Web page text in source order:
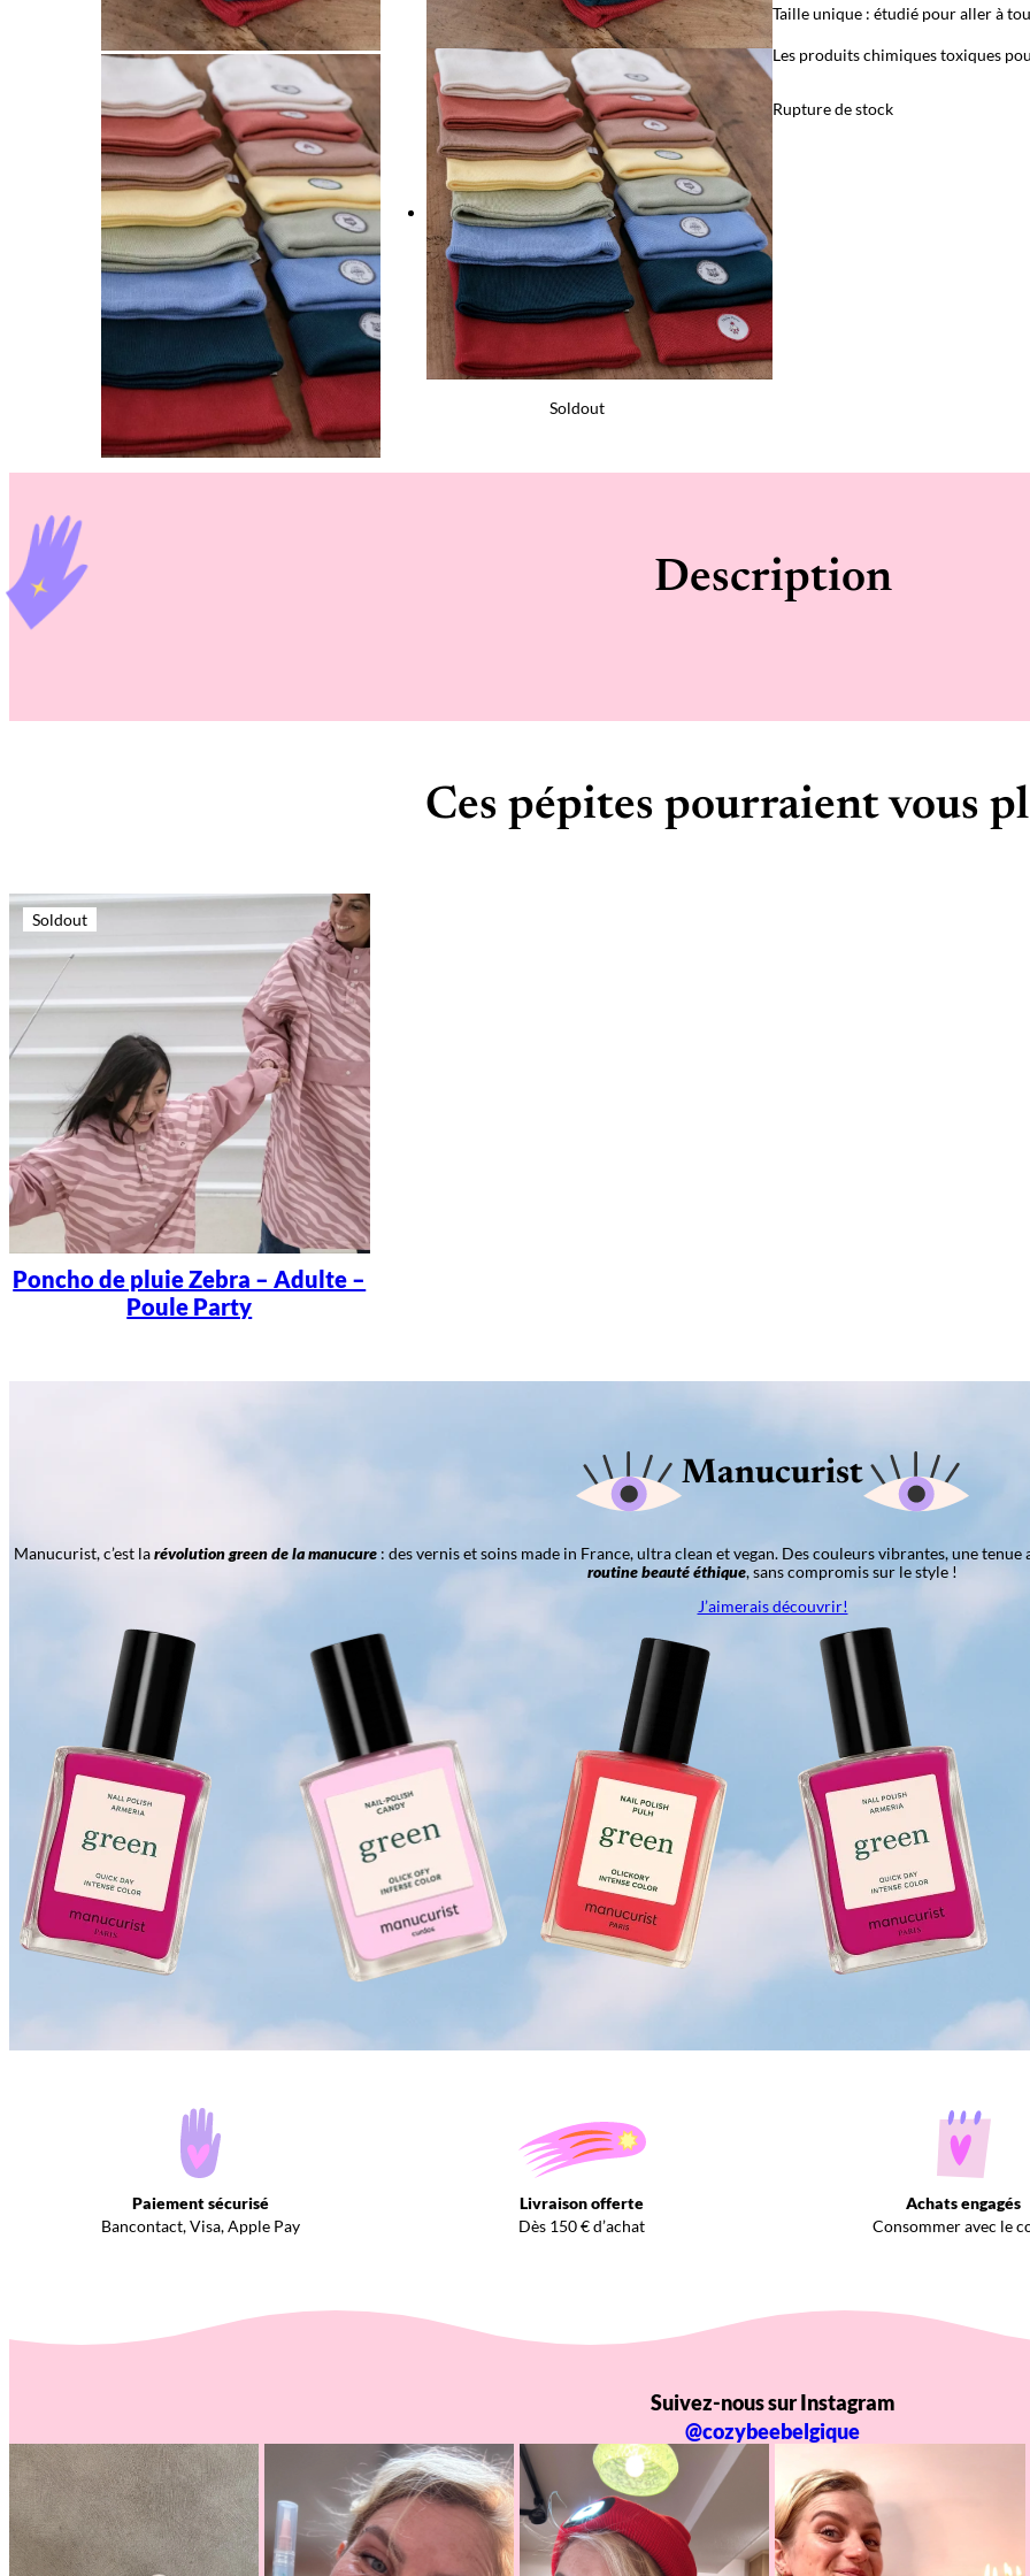
Soldout
Taille unique : étudié pour aller à
Les produits chimiques toxiques
Rupture de stock
Description
Ces pépites pourraient vous
Soldout
Poncho de pluie Zebra – Adulte –
Poule Party
Manucurist
Manucurist, c’est larévolution green de la manucure: des vernis et soins made in France, ultra clean et vegan. Des couleurs vibrantes, une tenue
routine beauté éthique, sans compromis sur le style !
J’aimerais découvrir!
Paiement sécurisé
Bancontact, Visa, Apple Pay
Livraison offerte
Dès 150 € d’achat
Achats engagés
Consommer avec le
Suivez-nous sur Instagram
@cozybeebelgique